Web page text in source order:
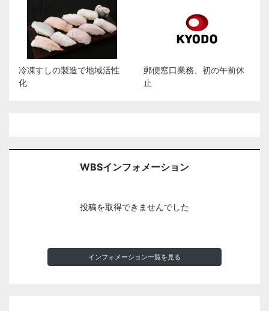
冷凍すしの製造で地域活性
化
郵便窓口業務、初の午前休
止
WBSインフォメーション
投稿を取得できませんでした
インフォメーション一覧を見る